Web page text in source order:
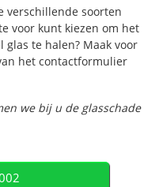
verschillende soorten
voor kunt kiezen om het
te halen? Maak voor
het contactformulier
we bij u de glasschade